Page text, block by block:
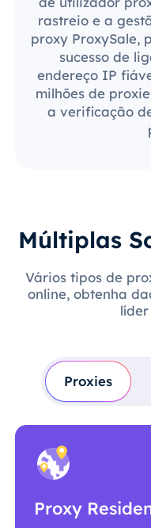
rastreio e a
proxy ProxySale,
sucesso de
endereço IP
milhões de
a verificação
Múltiplas
Vários tipos de
online, obtenha
Proxies
Proxy